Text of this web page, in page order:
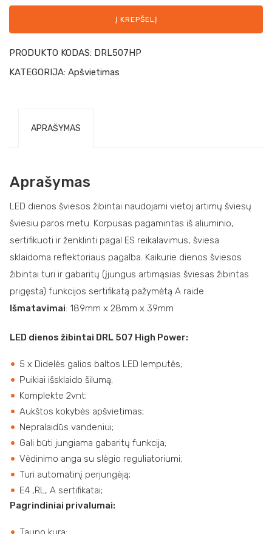
Į KREPŠELĮ
PRODUKTO KODAS: DRL507HP
KATEGORIJA: Apšvietimas
APRAŠYMAS
Aprašymas
LED dienos šviesos žibintai naudojami vietoj artimų šviesų
šviesiu paros metu. Korpusas pagamintas iš aliuminio,
sertifikuoti ir ženklinti pagal ES reikalavimus, šviesa
sklaidoma reflektoriaus pagalba. Kaikurie dienos šviesos
žibintai turi ir gabaritų (įjungus artimąsias šviesas žibintas
prigęsta) funkcijos sertifikatą pažymėtą A raide.
Išmatavimai: 189mm x 28mm x 39mm
LED dienos žibintai DRL 507 High Power:
5 x Didelės galios baltos LED lemputės;
Puikiai išsklaido šilumą;
Komplekte 2vnt;
Aukštos kokybės apšvietimas;
Nepralaidūs vandeniui;
Gali būti jungiama gabaritų funkcija;
Vėdinimo anga su slėgio reguliatoriumi;
Turi automatinį perjungėją;
E4 ,RL, A sertifikatai;
Pagrindiniai privalumai: